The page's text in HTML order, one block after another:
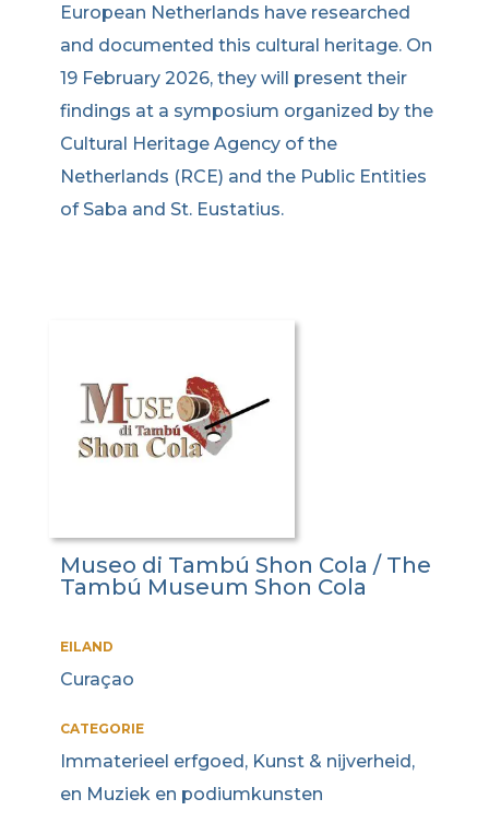
European Netherlands have researched
and documented this cultural heritage. On
19 February 2026, they will present their
findings at a symposium organized by the
Cultural Heritage Agency of the
Netherlands (RCE) and the Public Entities
of Saba and St. Eustatius.
Museo di Tambú Shon Cola / The
Tambú Museum Shon Cola
EILAND
Curaçao
CATEGORIE
Immaterieel erfgoed, Kunst & nijverheid,
en Muziek en podiumkunsten